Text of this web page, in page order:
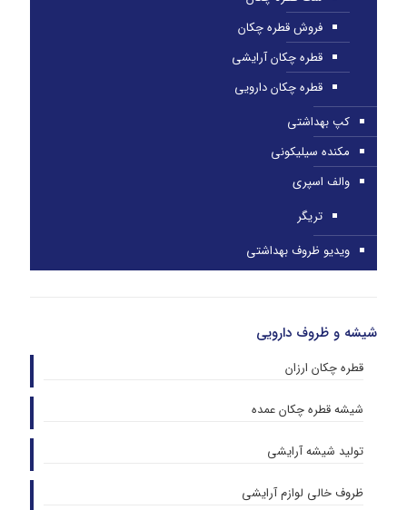
فروش قطره چکان
قطره چکان آرایشی
قطره چکان دارویی
کپ بهداشتی
مکنده سیلیکونی
والف اسپری
تریگر
ویدیو ظروف بهداشتی
شیشه و ظروف دارویی
قطره چکان ارزان
شیشه قطره چکان عمده
تولید شیشه آرایشی
ظروف خالی لوازم آرایشی